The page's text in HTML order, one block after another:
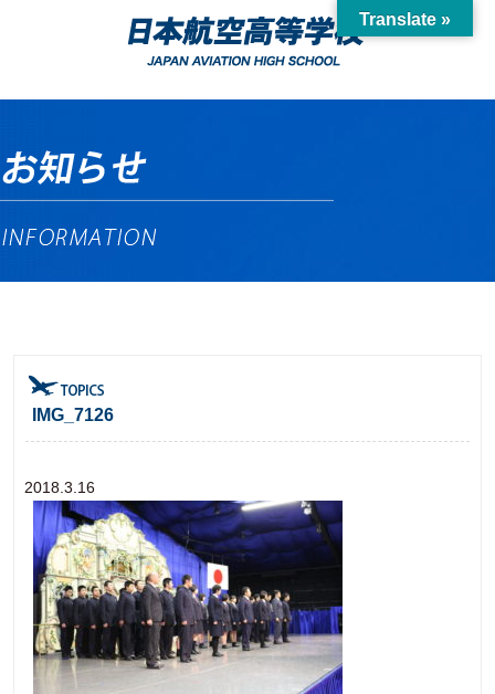
IMG_7126
2018.3.16
Translate »